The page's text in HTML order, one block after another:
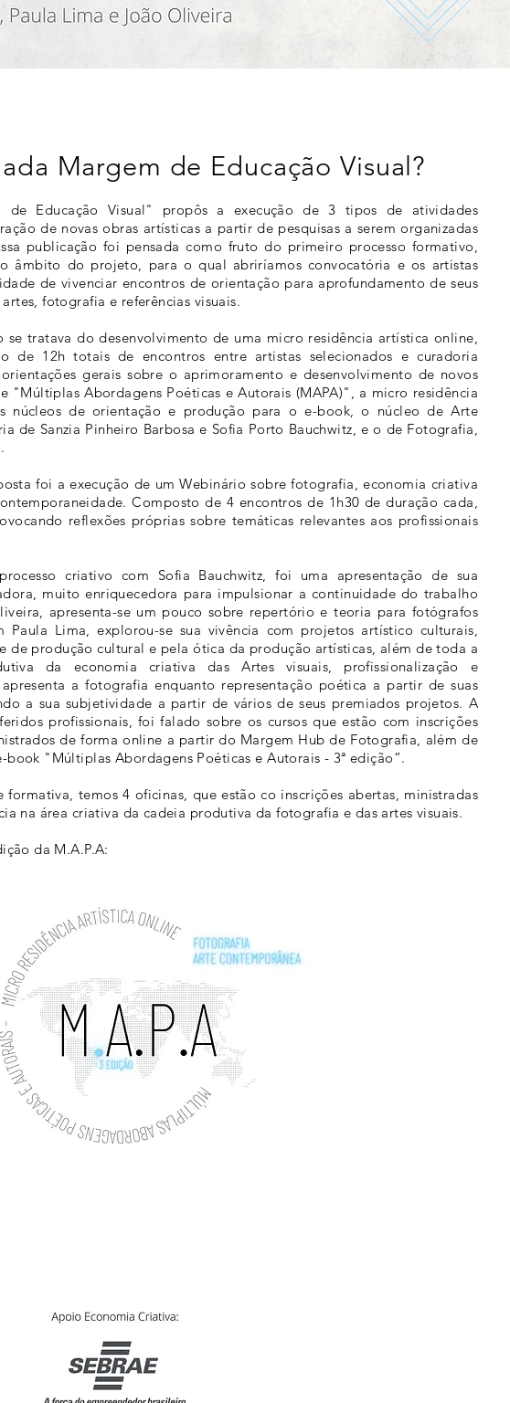
Margem de Educação Visual?
de Educação Visual" propôs a execução de 3 tipos de atividades
de novas obras artísticas a partir de pesquisas a serem organizadas
publicação foi pensada como fruto do primeiro processo formativo,
âmbito do projeto, para o qual abriríamos convocatória e os artistas
de vivenciar encontros de orientação para aprofundamento de seus
fotografia e referências visuais.
se tratava do desenvolvimento de uma micro residência artística online,
de 12h totais de encontros entre artistas selecionados e curadoria
gerais sobre o aprimoramento e desenvolvimento de novos
"Múltiplas Abordagens Poéticas e Autorais (MAPA)", a micro residência
núcleos de orientação e produção para o e-book, o núcleo de Arte
de Sanzia Pinheiro Barbosa e Sofia Porto Bauchwitz, e o de Fotografia,
foi a execução de um Webinário sobre fotografia, economia criativa
Composto de 4 encontros de 1h30 de duração cada,
reflexões próprias sobre temáticas relevantes aos profissionais
criativo com Sofia Bauchwitz, foi uma apresentação de sua
muito enriquecedora para impulsionar a continuidade do trabalho
apresenta-se um pouco sobre repertório e teoria para fotógrafos
Paula Lima, explorou-se sua vivência com projetos artístico culturais,
de produção cultural e pela ótica da produção artísticas, além de toda a
da economia criativa das Artes visuais, profissionalização e
a fotografia enquanto representação poética a partir de suas
a sua subjetividade a partir de vários de seus premiados projetos. A
profissionais, foi falado sobre os cursos que estão com inscrições
de forma online a partir do Margem Hub de Fotografia, além de
"Múltiplas Abordagens Poéticas e Autorais - 3ª edição”.
temos 4 oficinas, que estão co inscrições abertas, ministradas
na área criativa da cadeia produtiva da fotografia e das artes visuais.
da M.A.P.A: